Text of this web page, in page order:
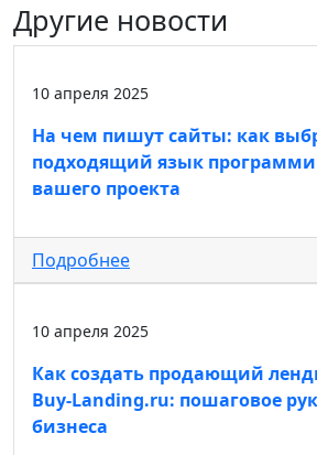
Другие новости
10 апреля 2025
На чем пишут сайты: как
подходящий язык
вашего проекта
Подробнее
10 апреля 2025
Как создать продающий
Buy-Landing.ru: пошаговое
бизнеса